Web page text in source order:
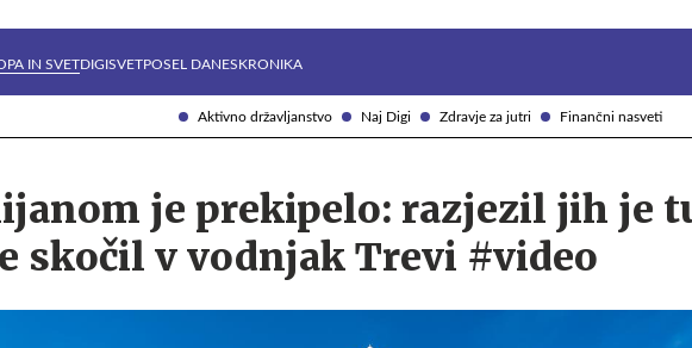
Aktivno državljanstvo Naj Digi Zdravje za jutri Finančni nasveti
IN SVETDIGISVETPOSEL DANESKRONIKA
je prekipelo: razjezil jih je
skočil v vodnjak Trevi #video